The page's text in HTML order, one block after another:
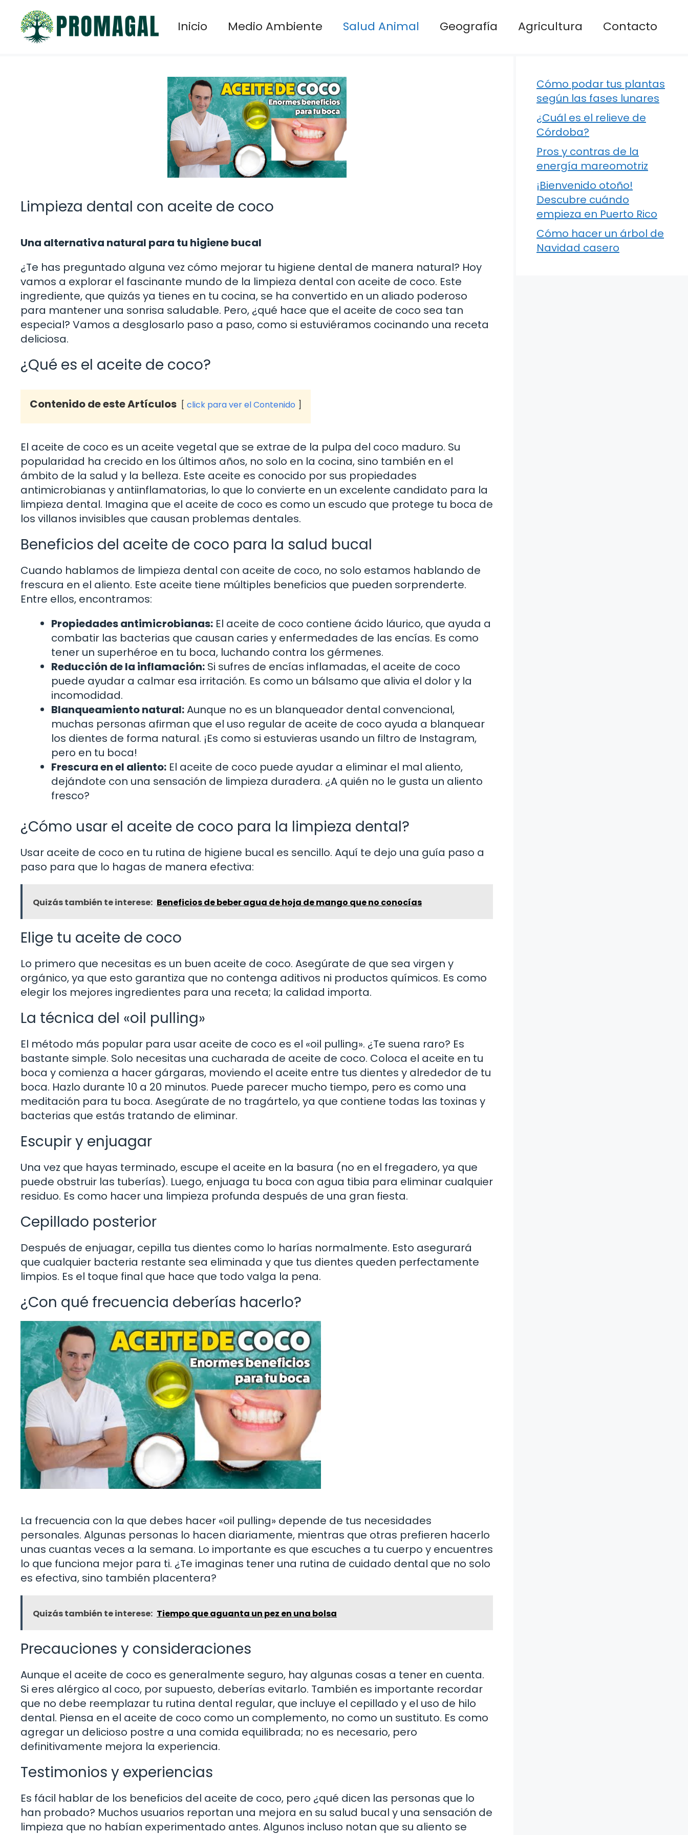
contenido
Inicio Medio Ambiente Salud Animal Geografía Agricultura Contacto
Limpieza dental con aceite de coco
Una alternativa natural para tu higiene bucal
¿Te has preguntado alguna vez cómo mejorar tu higiene dental de manera natural? Hoy
vamos a explorar el fascinante mundo de la limpieza dental con aceite de coco. Este
ingrediente, que quizás ya tienes en tu cocina, se ha convertido en un aliado poderoso
para mantener una sonrisa saludable. Pero, ¿qué hace que el aceite de coco sea tan
especial? Vamos a desglosarlo paso a paso, como si estuviéramos cocinando una receta
deliciosa.
¿Qué es el aceite de coco?
Contenido de este Artículos click para ver el Contenido
El aceite de coco es un aceite vegetal que se extrae de la pulpa del coco maduro. Su
popularidad ha crecido en los últimos años, no solo en la cocina, sino también en el
ámbito de la salud y la belleza. Este aceite es conocido por sus propiedades
antimicrobianas y antiinflamatorias, lo que lo convierte en un excelente candidato para la
limpieza dental. Imagina que el aceite de coco es como un escudo que protege tu boca de
los villanos invisibles que causan problemas dentales.
Beneficios del aceite de coco para la salud bucal
Cuando hablamos de limpieza dental con aceite de coco, no solo estamos hablando de
frescura en el aliento. Este aceite tiene múltiples beneficios que pueden sorprenderte.
Entre ellos, encontramos:
Propiedades antimicrobianas: El aceite de coco contiene ácido láurico, que ayuda a
combatir las bacterias que causan caries y enfermedades de las encías. Es como
tener un superhéroe en tu boca, luchando contra los gérmenes.
Reducción de la inflamación: Si sufres de encías inflamadas, el aceite de coco
puede ayudar a calmar esa irritación. Es como un bálsamo que alivia el dolor y la
incomodidad.
Blanqueamiento natural:Aunque no es un blanqueador dental convencional,
muchas personas afirman que el uso regular de aceite de coco ayuda a blanquear
los dientes de forma natural. ¡Es como si estuvieras usando un filtro de Instagram,
pero en tu boca!
Frescura en el aliento: El aceite de coco puede ayudar a eliminar el mal aliento,
dejándote con una sensación de limpieza duradera. ¿A quién no le gusta un aliento
fresco?
¿Cómo usar el aceite de coco para la limpieza dental?
Usar aceite de coco en tu rutina de higiene bucal es sencillo. Aquí te dejo una guía paso a
paso para que lo hagas de manera efectiva:
Quizás también te interese: Beneficios de beber agua de hoja de mango que no conocías
Elige tu aceite de coco
Lo primero que necesitas es un buen aceite de coco. Asegúrate de que sea virgen y
orgánico, ya que esto garantiza que no contenga aditivos ni productos químicos. Es como
elegir los mejores ingredientes para una receta; la calidad importa.
La técnica del «oil pulling»
El método más popular para usar aceite de coco es el «oil pulling». ¿Te suena raro? Es
bastante simple. Solo necesitas una cucharada de aceite de coco. Coloca el aceite en tu
boca y comienza a hacer gárgaras, moviendo el aceite entre tus dientes y alrededor de tu
boca. Hazlo durante 10 a 20 minutos. Puede parecer mucho tiempo, pero es como una
meditación para tu boca. Asegúrate de no tragártelo, ya que contiene todas las toxinas y
bacterias que estás tratando de eliminar.
Escupir y enjuagar
Una vez que hayas terminado, escupe el aceite en la basura (no en el fregadero, ya que
puede obstruir las tuberías). Luego, enjuaga tu boca con agua tibia para eliminar cualquier
residuo. Es como hacer una limpieza profunda después de una gran fiesta.
Cepillado posterior
Después de enjuagar, cepilla tus dientes como lo harías normalmente. Esto asegurará
que cualquier bacteria restante sea eliminada y que tus dientes queden perfectamente
limpios. Es el toque final que hace que todo valga la pena.
¿Con qué frecuencia deberías hacerlo?
La frecuencia con la que debes hacer «oil pulling» depende de tus necesidades
personales. Algunas personas lo hacen diariamente, mientras que otras prefieren hacerlo
unas cuantas veces a la semana. Lo importante es que escuches a tu cuerpo y encuentres
lo que funciona mejor para ti. ¿Te imaginas tener una rutina de cuidado dental que no solo
es efectiva, sino también placentera?
Quizás también te interese: Tiempo que aguanta un pez en una bolsa
Precauciones y consideraciones
Aunque el aceite de coco es generalmente seguro, hay algunas cosas a tener en cuenta.
Si eres alérgico al coco, por supuesto, deberías evitarlo. También es importante recordar
que no debe reemplazar tu rutina dental regular, que incluye el cepillado y el uso de hilo
dental. Piensa en el aceite de coco como un complemento, no como un sustituto. Es como
agregar un delicioso postre a una comida equilibrada; no es necesario, pero
definitivamente mejora la experiencia.
Testimonios y experiencias
Es fácil hablar de los beneficios del aceite de coco, pero ¿qué dicen las personas que lo
han probado? Muchos usuarios reportan una mejora en su salud bucal y una sensación de
limpieza que no habían experimentado antes. Algunos incluso notan que su aliento se
Cómo podar tus plantas
según las fases lunares
¿Cuál es el relieve de
Córdoba?
Pros y contras de la
energía mareomotriz
¡Bienvenido otoño!
Descubre cuándo
empieza en Puerto Rico
Cómo hacer un árbol de
Navidad casero